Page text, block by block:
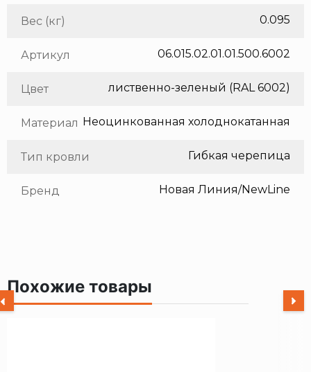
Вес (кг) 0.095
Артикул 06.015.02.01.01.500.6002
Цвет лиственно-зеленый (RAL 6002)
Материал
Тип кровли Гибкая черепица
Бренд Новая Линия/NewLine
Похожие товары